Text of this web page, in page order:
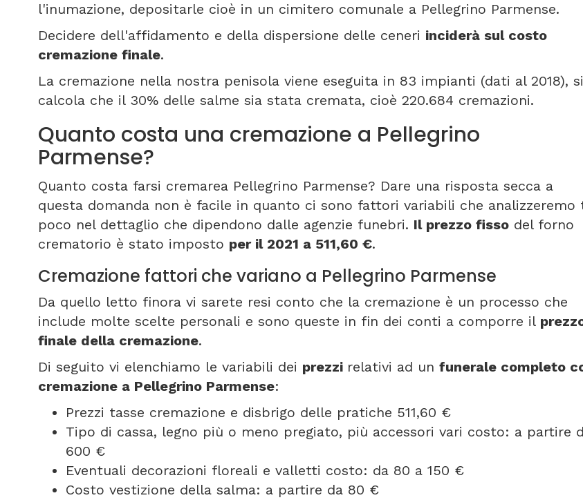
l'inumazione, depositarle cioè in un cimitero comunale a Pellegrino Parmense.
Decidere dell'affidamento e della dispersione delle ceneri inciderà sul costo
cremazione finale.
La cremazione nella nostra penisola viene eseguita in 83 impianti (dati al 2018), si
calcola che il 30% delle salme sia stata cremata, cioè 220.684 cremazioni.
Quanto costa una cremazione a Pellegrino
Parmense?
Quanto costa farsi cremarea Pellegrino Parmense? Dare una risposta secca a
questa domanda non è facile in quanto ci sono fattori variabili che analizzeremo
poco nel dettaglio che dipendono dalle agenzie funebri. Il prezzo fisso del forno
crematorio è stato imposto per il 2021 a 511,60 €.
Cremazione fattori che variano a Pellegrino Parmense
Da quello letto finora vi sarete resi conto che la cremazione è un processo che
include molte scelte personali e sono queste in fin dei conti a comporre il
finale della cremazione.
Di seguito vi elenchiamo le variabili dei prezzi relativi ad un funerale completo
cremazione a Pellegrino Parmense:
Prezzi tasse cremazione e disbrigo delle pratiche 511,60 €
Tipo di cassa, legno più o meno pregiato, più accessori vari costo: a partire
600 €
Eventuali decorazioni floreali e valletti costo: da 80 a 150 €
Costo vestizione della salma: a partire da 80 €